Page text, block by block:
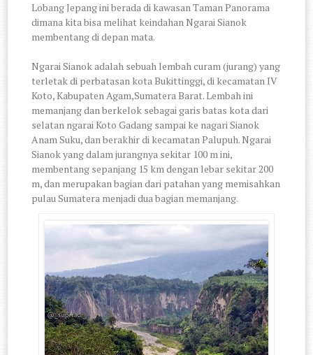
Lobang Jepang ini berada di kawasan Taman Panorama
dimana kita bisa melihat keindahan Ngarai Sianok
membentang di depan mata.
Ngarai Sianok adalah sebuah lembah curam (jurang) yang
terletak di perbatasan kota Bukittinggi, di kecamatan IV
Koto, Kabupaten Agam,Sumatera Barat. Lembah ini
memanjang dan berkelok sebagai garis batas kota dari
selatan ngarai Koto Gadang sampai ke nagari Sianok
Anam Suku, dan berakhir di kecamatan Palupuh. Ngarai
Sianok yang dalam jurangnya sekitar 100 m ini,
membentang sepanjang 15 km dengan lebar sekitar 200
m, dan merupakan bagian dari patahan yang memisahkan
pulau Sumatera menjadi dua bagian memanjang.